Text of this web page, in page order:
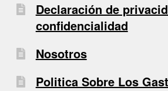
Declaración de
confidencialidad
Nosotros
Politica Sobre Los